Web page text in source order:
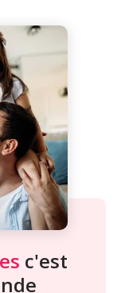
c'est